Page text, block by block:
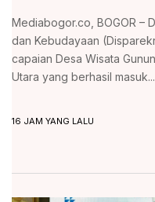
Mediabogor.co, BOGOR –
dan Kebudayaan
capaian Desa Wisata
Utara yang berhasil masuk...
16 JAM YANG LALU